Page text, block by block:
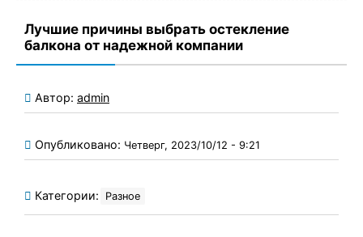
Лучшие причины выбрать остекление
балкона от надежной компании
Автор: admin
Опубликовано: Четверг, 2023/10/12 - 9:21
Категории: Разное